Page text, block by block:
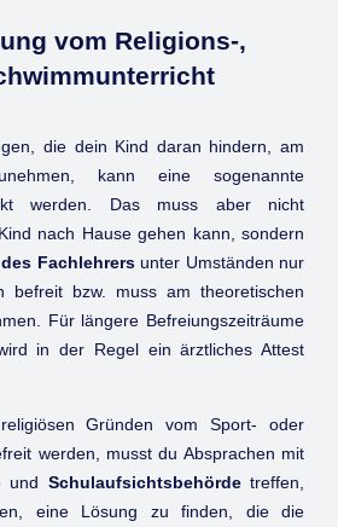
vom Religions-,
die dein Kind daran hindern, am
kann eine sogenannte
werden. Das muss aber nicht
nach Hause gehen kann, sondern
Fachlehrersunter Umständen nur
befreit bzw. muss am theoretischen
Für längere Befreiungszeiträume
in der Regel ein ärztliches Attest
Gründen vom Sport- oder
werden, musst du Absprachen mit
und Schulaufsichtsbehördetreffen,
eine Lösung zu finden, die die